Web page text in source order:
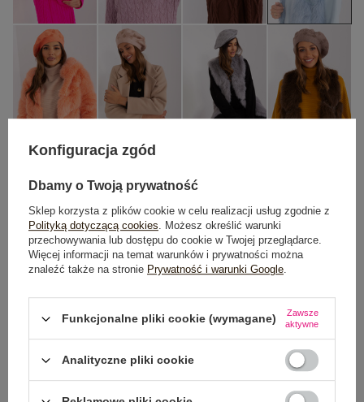
One size
DODAJ DO KOSZYKA
Możesz kupić także poprzez:
Do darmowej dostawy brakuje 200,00 zł
Konfiguracja zgód
Dbamy o Twoją prywatność
Sklep korzysta z plików cookie w celu realizacji usług zgodnie z
Polityką dotyczącą cookies. Możesz określić warunki
przechowywania lub dostępu do cookie w Twojej przeglądarce.
Więcej informacji na temat warunków i prywatności można
znaleźć także na stronie Prywatność i warunki Google.
Funkcjonalne pliki cookie (wymagane)
Zawsze
aktywne
Analityczne pliki cookie